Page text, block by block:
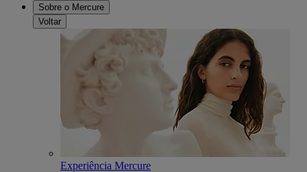
Sobre o Mercure
Voltar
Experiência Mercure